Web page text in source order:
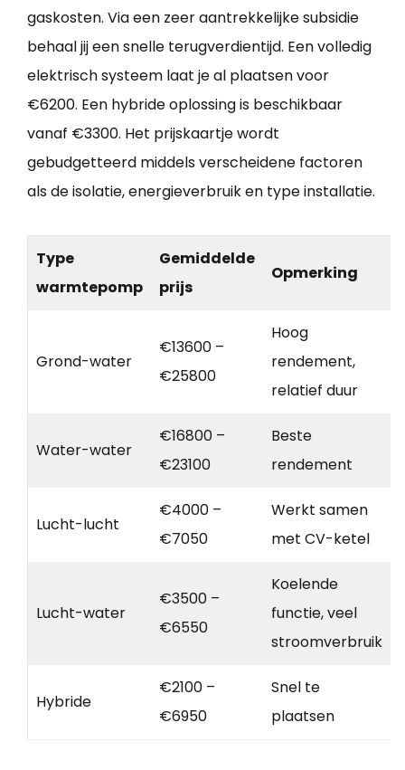
gaskosten. Via een zeer aantrekkelijke subsidie
behaal jij een snelle terugverdientijd. Een volledig
elektrisch systeem laat je al plaatsen voor
€6200. Een hybride oplossing is beschikbaar
vanaf €3300. Het prijskaartje wordt
gebudgetteerd middels verscheidene factoren
als de isolatie, energieverbruik en type installatie.
Type
warmtepomp
Gemiddelde
prijs
Opmerking
Grond-water
€13600 –
€25800
Hoog
rendement,
relatief duur
Water-water
€16800 –
€23100
Beste
rendement
Lucht-lucht
€4000 –
€7050
Werkt samen
met CV-ketel
Lucht-water
€3500 –
€6550
Koelende
functie, veel
stroomverbruik
Hybride
€2100 –
€6950
Snel te
plaatsen